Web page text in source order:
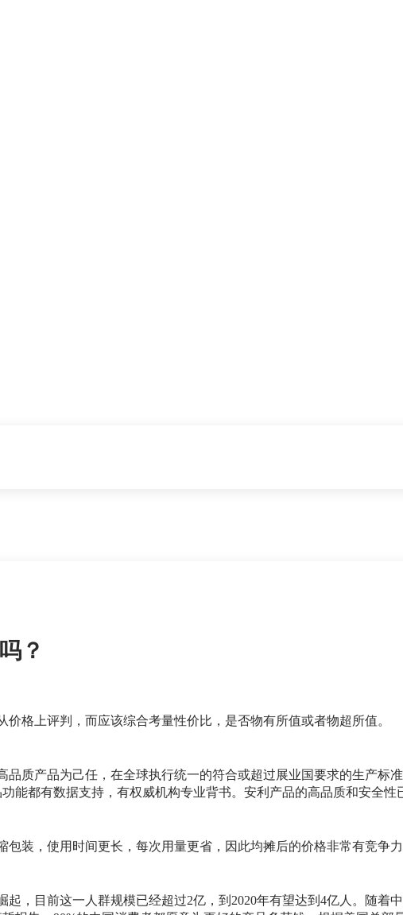
？
价格上评判，而应该综合考量性价比，是否物有所值或者物超所值。
品质产品为己任，在全球执行统一的符合或超过展业国要求的生产标
能都有数据支持，有权威机构专业背书。安利产品的高品质和安全性
包装，使用时间更长，每次用量更省，因此均摊后的价格非常有竞争力
起，目前这一人群规模已经超过2亿，到2020年有望达到4亿人。随着